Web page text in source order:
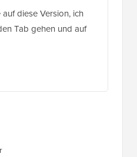
diese Version, ich
Tab gehen und auf